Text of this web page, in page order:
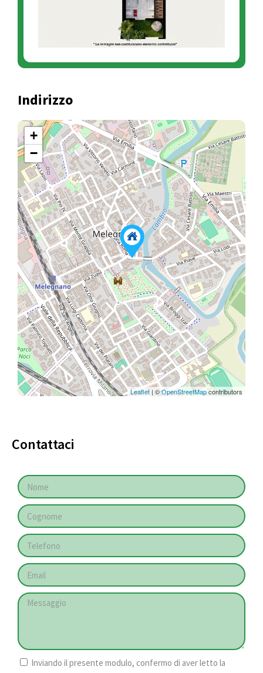
Indirizzo
+
−
Leaflet| ©OpenStreetMapcontributors
Contattaci
Inviando il presente modulo, confermo di aver letto la